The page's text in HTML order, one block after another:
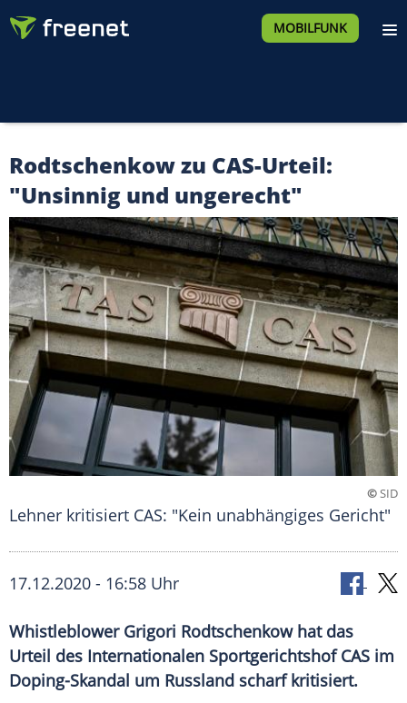
MOBILFUNK
Rodtschenkow zu CAS-Urteil:
"Unsinnig und ungerecht"
©SID
Lehner kritisiert CAS: "Kein unabhängiges Gericht"
17.12.2020 - 16:58 Uhr
Whistleblower Grigori Rodtschenkow hat das
Urteil des Internationalen Sportgerichtshof CAS im
Doping-Skandal um Russland scharf kritisiert.